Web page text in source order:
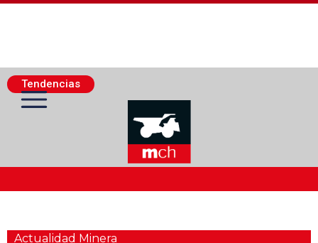
Tendencias
Actualidad Minera
Actualidad Minera